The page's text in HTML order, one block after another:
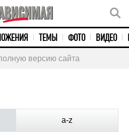
ТЕМЫ ФОТО ВИДЕО
версию сайта
a-z